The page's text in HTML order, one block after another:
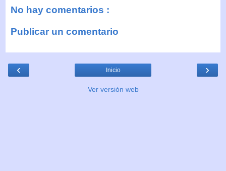
No hay comentarios :
Publicar un comentario
‹ ›
Inicio
Ver versión web